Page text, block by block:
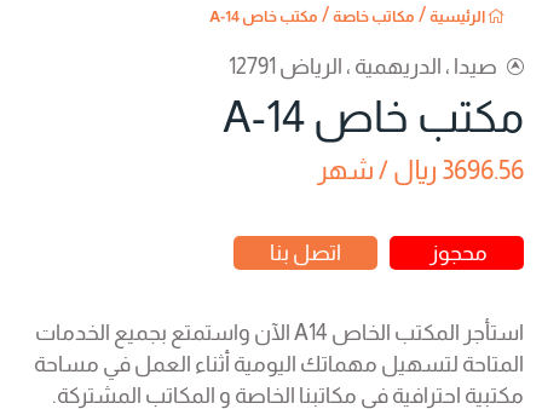
الرئيسية / مكاتب خاصة / مكتب خاص A-14
صيدا ، الدريهمية ، الرياض 12791
مكتب خاص A-14
3696.56 ريال / شهر
محجوز اتصل بنا
استأجر المكتب الخاص A14 الآن واستمتع بجميع الخدمات
المتاحة لتسهيل مهماتك اليومية أثناء العمل في مساحة
مكتبية احترافية في مكاتبنا الخاصة و المكاتب المشتركة.